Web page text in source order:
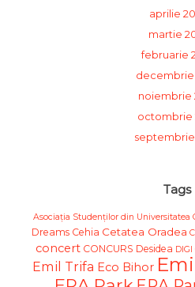
aprilie
martie
februarie
decembrie
noiembrie
octombrie
septembrie
Tags
Asociația Studenților din Universitatea
Dreams Cehia Cetatea Oradea
concert CONCURS Desidea
Emil Trifa Eco Bihor